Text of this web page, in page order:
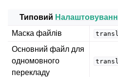
navigation of Підтримувані
Типовий
Маска файлів
Основний файл для
одномовного
перекладу